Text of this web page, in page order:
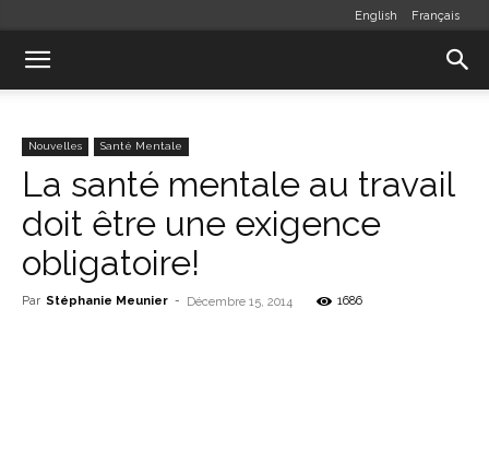
English Français
Nouvelles Santé Mentale
La santé mentale au travail
doit être une exigence
obligatoire!
Par Stéphanie Meunier - Décembre 15, 2014 1686